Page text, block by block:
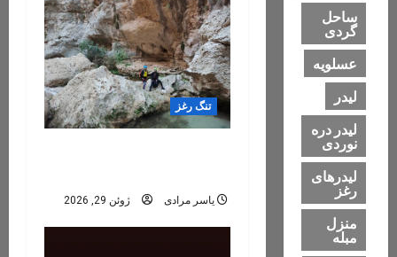
t
i
o
n
تنگ رغز
یاسر مرادی ژوئن 29, 2026
ساحل
گردی
عسلویه
لیدر
لیدر دره
نوردی
لیدرهای
رغز
منزل
مبله